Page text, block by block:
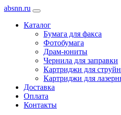
absnn.ru
Каталог
Бумага для факса
Фотобумага
Драм-юниты
Чернила для заправки
Картриджи для
Картриджи для
Доставка
Оплата
Контакты